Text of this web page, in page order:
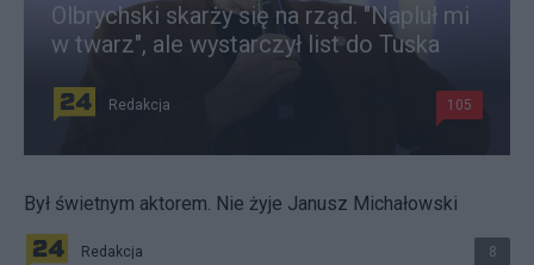
Olbrychski skarży się na rząd. "Napluł mi
w twarz", ale wystarczył list do Tuska
Redakcja 105
Był świetnym aktorem. Nie żyje Janusz Michałowski
Redakcja 8